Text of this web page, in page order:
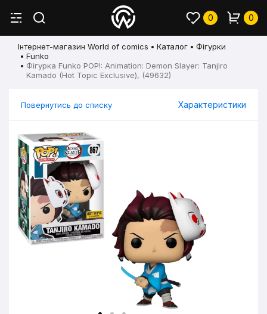
0 0
Інтернет-магазин World of comics Каталог
Фігурки
Funko
Фігурка Funko POP!: Animation: Demon Slayer: Tanjiro
Kamado (Hot Topic Exclusive), (49632)
Повернутись до списку Характеристики